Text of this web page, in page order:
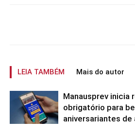
LEIA TAMBÉM Mais do autor
Manausprev inicia
obrigatório para
aniversariantes de